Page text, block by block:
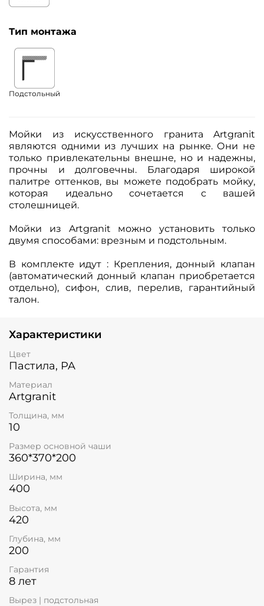
Тип монтажа
Подстольный
Мойки из искусственного гранита Artgranit
являются одними из лучших на рынке. Они не
только привлекательны внешне, но и надежны,
прочны и долговечны. Благодаря широкой
палитре оттенков, вы можете подобрать мойку,
которая идеально сочетается с вашей
столешницей.
Мойки из Artgranit можно установить только
двумя способами: врезным и подстольным.
В комплекте идут : Крепления, донный клапан
(автоматический донный клапан приобретается
отдельно), сифон, слив, перелив, гарантийный
талон.
Характеристики
Цвет
Пастила, PA
Материал
Artgranit
Толщина, мм
10
Размер основной чаши
360*370*200
Ширина, мм
400
Высота, мм
420
Глубина, мм
200
Гарантия
8 лет
Вырез | подстольная